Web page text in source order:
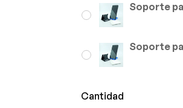
Soporte
Soporte
Cantidad